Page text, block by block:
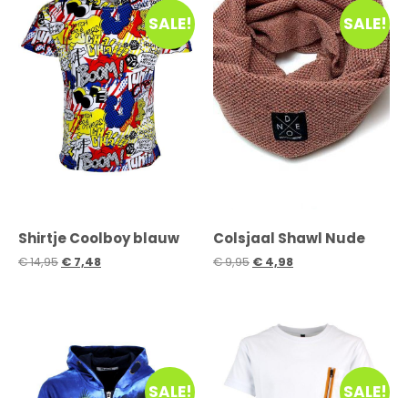
SALE!
Shirtje Coolboy blauw
€14,95 € 7,48
SALE!
Colsjaal Shawl Nude
€9,95 € 4,98
SALE! SALE!